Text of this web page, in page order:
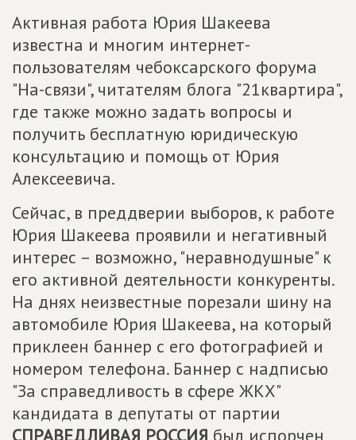
Активная работа Юрия Шакеева
известна и многим интернет-
пользователям чебоксарского форума
"На-связи", читателям блога "21квартира",
где также можно задать вопросы и
получить бесплатную юридическую
консультацию и помощь от Юрия
Алексеевича.
Сейчас, в преддверии выборов, к работе
Юрия Шакеева проявили и негативный
интерес – возможно, "неравнодушные" к
его активной деятельности конкуренты.
На днях неизвестные порезали шину на
автомобиле Юрия Шакеева, на который
приклеен баннер с его фотографией и
номером телефона. Баннер с надписью
"За справедливость в сфере ЖКХ"
кандидата в депутаты от партии
СПРАВЕДЛИВАЯ РОССИЯ был испорчен